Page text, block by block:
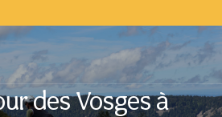
des Vosges à